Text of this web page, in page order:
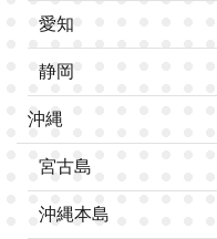
愛知
静岡
沖縄
宮古島
沖縄本島